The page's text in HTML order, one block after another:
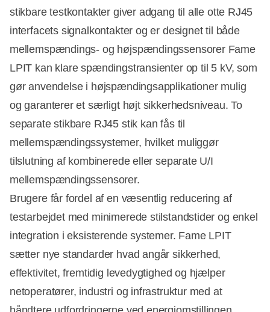
stikbare testkontakter giver adgang til alle otte RJ45
interfacets signalkontakter og er designet til både
mellemspændings- og højspændingssensorer Fame
LPIT kan klare spændingstransienter op til 5 kV, som
gør anvendelse i højspændingsapplikationer mulig
og garanterer et særligt højt sikkerhedsniveau. To
separate stikbare RJ45 stik kan fås til
mellemspændingssystemer, hvilket muliggør
tilslutning af kombinerede eller separate U/I
mellemspændingssensorer.
Brugere får fordel af en væsentlig reducering af
testarbejdet med minimerede stilstandstider og enkel
integration i eksisterende systemer. Fame LPIT
sætter nye standarder hvad angår sikkerhed,
effektivitet, fremtidig levedygtighed og hjælper
netoperatører, industri og infrastruktur med at